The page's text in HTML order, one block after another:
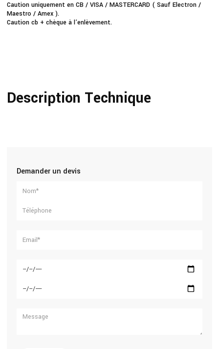
Caution uniquement en CB / VISA / MASTERCARD ( Sauf Electron /
Maestro / Amex ).
Caution cb + chèque à l’enlèvement.
Description Technique
Demander un devis